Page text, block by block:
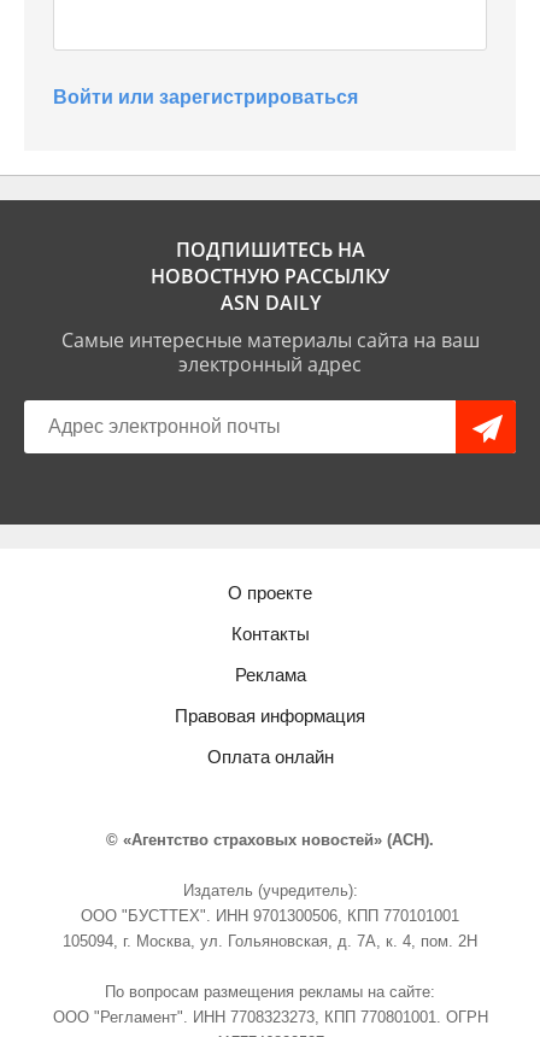
Войти или зарегистрироваться
ПОДПИШИТЕСЬ НА
НОВОСТНУЮ РАССЫЛКУ
ASN DAILY
Самые интересные материалы сайта на ваш
электронный адрес
О проекте
Контакты
Реклама
Правовая информация
Оплата онлайн
© «Агентство страховых новостей» (АСН).
Издатель (учредитель):
ООО "БУСТТЕХ". ИНН 9701300506, КПП 770101001
105094, г. Москва, ул. Гольяновская, д. 7А, к. 4, пом. 2Н
По вопросам размещения рекламы на сайте:
ООО "Регламент". ИНН 7708323273, КПП 770801001. ОГРН